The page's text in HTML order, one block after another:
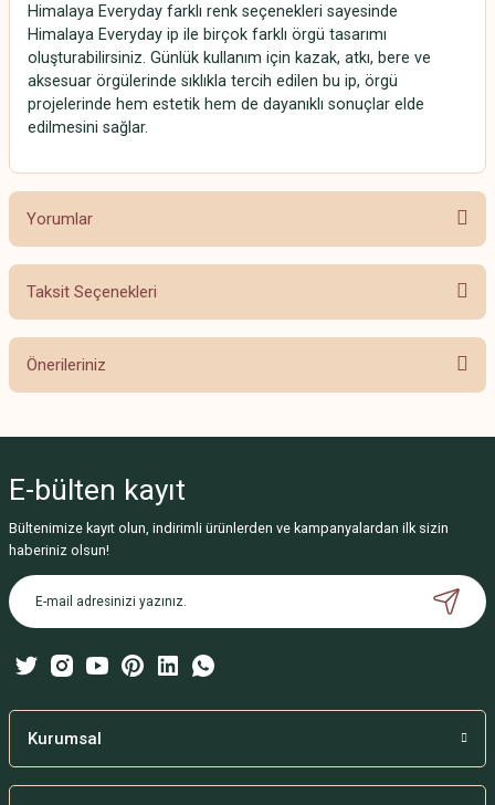
Himalaya Everyday farklı renk seçenekleri sayesinde
Himalaya Everyday ip ile birçok farklı örgü tasarımı
oluşturabilirsiniz. Günlük kullanım için kazak, atkı, bere ve
aksesuar örgülerinde sıklıkla tercih edilen bu ip, örgü
projelerinde hem estetik hem de dayanıklı sonuçlar elde
edilmesini sağlar.
Yorumlar
Taksit Seçenekleri
Önerileriniz
Görüş ve önerileriniz için teşekkür ederiz.
Ürün resmi kalitesiz, bozuk veya görüntülenemiyor.
Ürün açıklamasında eksik bilgiler bulunuyor.
Ürün bilgilerinde hatalar bulunuyor.
Bu ürüne benzer farklı alternatifler olmalı.
E-bülten kayıt
Bültenimize kayıt olun, indirimli ürünlerden ve kampanyalardan ilk sizin
haberiniz olsun!
Kurumsal